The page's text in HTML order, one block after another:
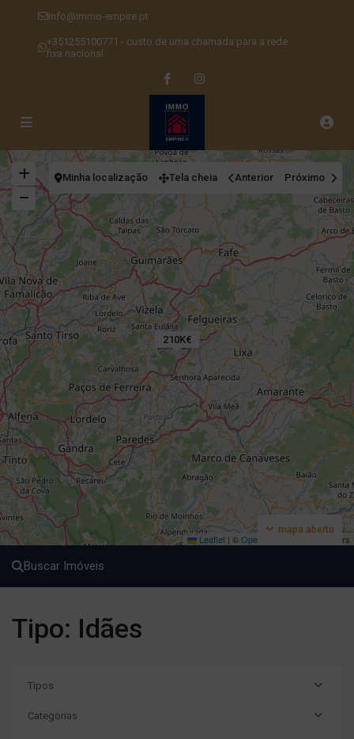
info@immo-empire.pt
+351255100771 - custo de uma chamada para a rede
fixa nacional
210K€
Leaflet | ©OpenStreetMap contributors
mapa aberto
Minha localização Tela cheia Anterior Próximo
Buscar Imóveis
Tipo: Idães
Tipos
Categorias